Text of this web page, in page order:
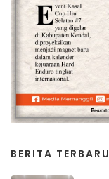
BERITA TERBARU